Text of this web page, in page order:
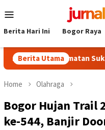
to
Menu
Berita Hari Ini Bogor Raya
Berita UtamaSukaraja Adu
Home Olahraga
Bogor Hujan Trail
ke-544, Banjir